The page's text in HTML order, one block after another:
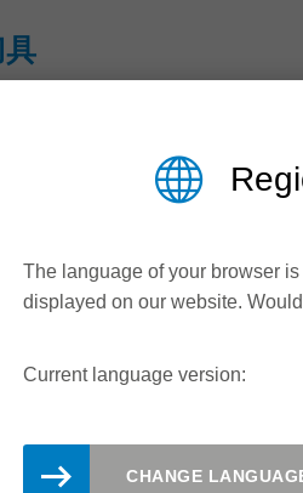
层压纸或层压织物，都是硬塑
由于其设计结构特性和坚固的
泛的应用，这一点在家具生
筑用料以及安全卫生等领域都
料通常都是由三聚氰胺或酚醛
工该材料总会导致刀具磨损加
刚石柄铣刀加工该材料才是正
The language of your browser
displayed on our website.
Current language version:
CHANGE